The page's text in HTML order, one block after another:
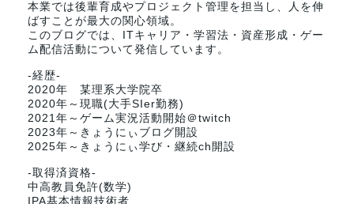
本業では後輩育成やプロジェクト管理を担当し、人を伸
ばすことが最大の関心領域。
このブログでは、ITキャリア・学習法・資産形成・ゲー
ム配信活動について発信しています。
-経歴-
2020年 某理系大学院卒
2020年～現職(大手SIer勤務)
2021年～ゲーム実況活動開始＠twitch
2023年～きょうにぃブログ開設
2025年～きょうにぃ学び・継続ch開設
-取得済資格-
中高教員免許(数学)
IPA基本情報技術者